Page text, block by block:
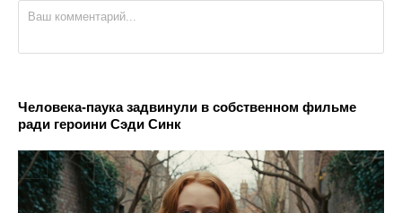
Человека-паука задвинули в собственном фильме
ради героини Сэди Синк